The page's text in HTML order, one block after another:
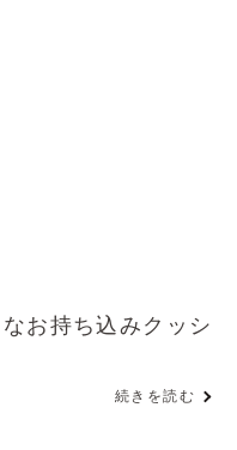
お持ち込みクッシ
続きを読む